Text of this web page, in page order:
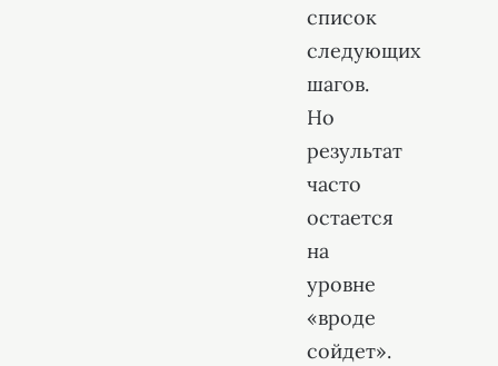
список
следующих
шагов.
Но
результат
часто
остается
на
уровне
«вроде
сойдет».